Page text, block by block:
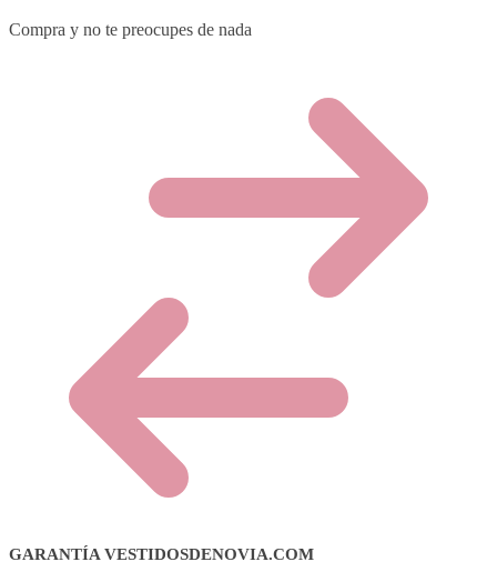
Compra y no te preocupes de nada
GARANTÍA VESTIDOSDENOVIA.COM